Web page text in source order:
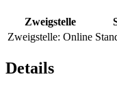
Zweigstelle
Zweigstelle: Online
Details